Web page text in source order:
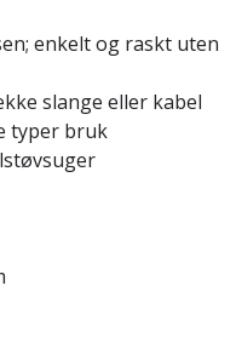
enkelt og raskt uten
slange eller kabel
typer bruk